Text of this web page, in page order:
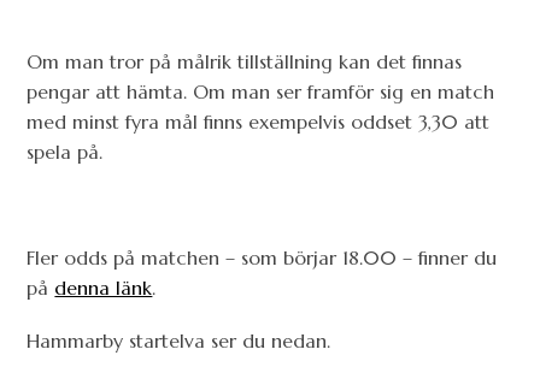
Om man tror på målrik tillställning kan det finnas
pengar att hämta. Om man ser framför sig en match
med minst fyra mål finns exempelvis oddset 3,30 att
spela på.
Fler odds på matchen – som börjar 18.00 – finner du
på denna länk.
Hammarby startelva ser du nedan.